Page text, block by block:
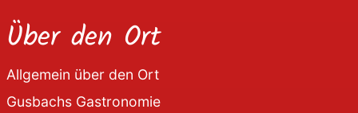
Über den Ort
Allgemein über den Ort
Gusbachs Gastronomie